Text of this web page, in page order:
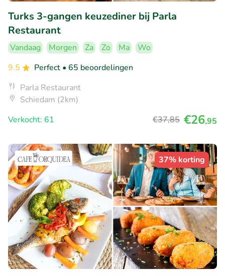
Turks 3-gangen keuzediner bij Parla
Restaurant
Vandaag Morgen Za Zo Ma
Wo
9.5
Perfect • 65 beoordelingen
Parla Restaurant
Schiedam (2km)
Verkocht: 61
€37,85 €26,95
37% korting